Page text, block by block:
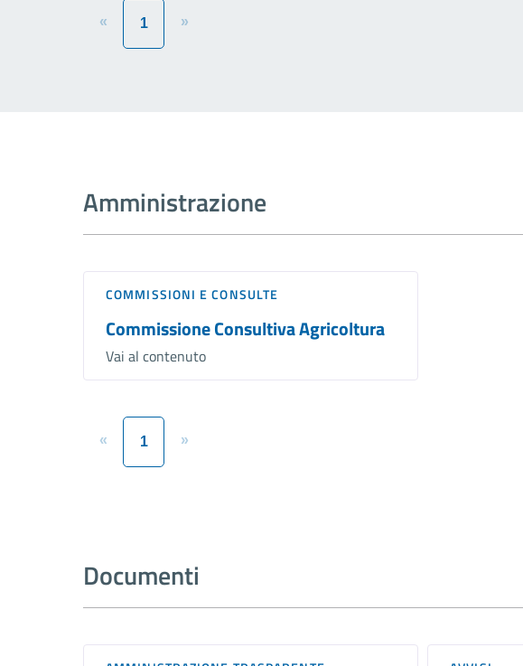
« 1 »
Amministrazione
COMMISSIONI E CONSULTE
Commissione Consultiva Agricoltura
Vai al contenuto
« 1 »
Documenti